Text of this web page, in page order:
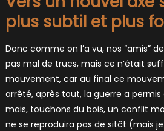
plus subtil et plus
Donc comme on l’a vu, nos “amis”
pas mal de trucs, mais ce n’était
mouvement, car au final ce
arrêté, après tout, la guerre a permis
mais, touchons du bois, un conflit
ne se reproduira pas de sitôt (mais